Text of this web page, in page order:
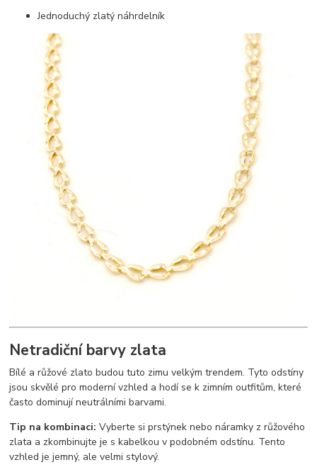
Jednoduchý zlatý náhrdelník
Netradiční barvy zlata
Bílé a růžové zlato budou tuto zimu velkým trendem. Tyto odstíny
jsou skvělé pro moderní vzhled a hodí se k zimním outfitům, které
často dominují neutrálními barvami.
Tip na kombinaci: Vyberte si prstýnek nebo náramky z růžového
zlata a zkombinujte je s kabelkou v podobném odstínu. Tento
vzhled je jemný, ale velmi stylový.